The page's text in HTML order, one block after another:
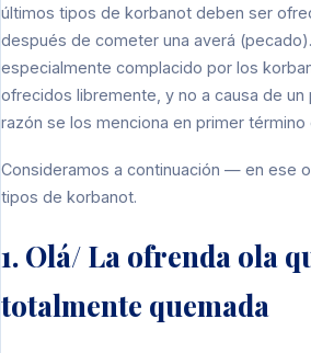
últimos tipos de korbanot deben ser
después de cometer una averá
especialmente complacido por los
ofrecidos libremente, y no a causa de un
razón se los menciona en primer término
Consideramos a continuación — en ese
tipos de korbanot.
1. Olá/ La ofrenda ola
totalmente quemada